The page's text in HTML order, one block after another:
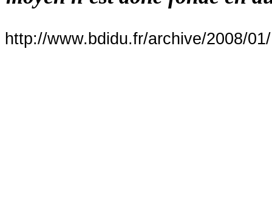
http://www.bdidu.fr/archive/2008/